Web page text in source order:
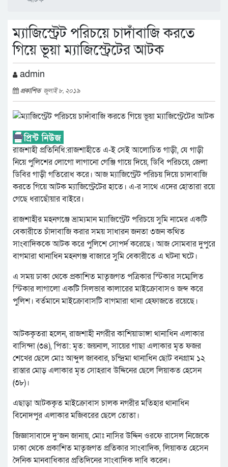
ম্যাজিস্ট্রেট পরিচয়ে চাদাঁবাজি করতে
গিয়ে ভূয়া ম্যাজিস্ট্রেটের আটক
admin
প্রকাশিত জুলাই ৮, ২০১৯
রাজশাহী প্রতিনিধি:রাজশাহীতে এ-ই সেই আলোচিত গাড়ী, যে গাড়ী
নিয়ে পুলিশের লোগো লাগানো গেঞ্জি গায়ে দিয়ে, ডিবি পরিচয়ে, জেলা
ডিবির গাড়ী গতিরোধ করে। আজ ম্যাজিস্ট্রেট পরিচয় দিয়ে চাদাবাজি
করতে গিয়ে আটক ম্যাজিস্ট্রেটের হাতে। এ-র সাথে এদের হোতারা রয়ে
গেছে ধরাছোঁয়ার বাইরে।
রাজশাহীর মহনগঞ্জে ভ্রাম্যমান ম্যাজিস্ট্রেট পরিচয়ে সুমি নামের একটি
বেকারীতে চাঁদাবাজি করার সময় সাধারন জনতা ৩জন কথিত
সাংবাদিককে আটক করে পুলিশে সোপর্দ করেছে। আজ সোমবার দুপুরে
বাগমারা থানাধিন মহনগঞ্জ বাজারে সুমি বেকারীতে এ ঘটনা ঘটে।
এ সময় ঢাকা থেকে প্রকাশিত মাতৃজগত পত্রিকার স্টিকার সম্মেলিত
স্টিকার লাগালো একটি সিলভার কালারের মাইক্রোবাসও জব্দ করে
পুলিশ। বর্তমানে মাইক্রোবাসটি বাগমারা থানা হেফাজতে রয়েছে।
আটককৃতরা হলেন, রাজশাহী নগরীর কাশিয়াডাঙ্গা থানাধিন এলাকার
বাসিন্দা (৩৪), পিতা: মৃত: জয়নাল, সায়ের গাছা এলাকার মৃত ফজর
শেখের ছেলে মোঃ আব্দুল জাব্বার, চন্দ্রিমা থানাধিন ছোট বনগ্রাম ১২
রাস্তার মোড় এলাকার মৃত সোহরাব উদ্দিনের ছেলে লিয়াকত হেসেন
(৩৮)।
এছাড়া আটককৃত মাইক্রোবাস চালক নগরীর মতিহার থানাধিন
বিনোদপুর এলাকার মজিবরের ছেলে তোতা।
জিজ্ঞাসাবাদে দু’জন জানায়, মোঃ নাসির উদ্দিন ওরফে রাসেল নিজেকে
ঢাকা থেকে প্রকাশিত মাতৃজগত প্রতিকার সাংবাদিক, লিয়াকত হেসেন
দৈনিক মানবাধিকার প্রতিদিনের সাংবাদিক দাবি করেন।